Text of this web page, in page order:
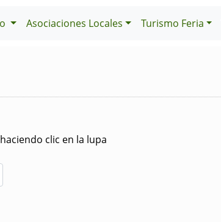
Asociaciones Locales Turismo Feria
clic en la lupa